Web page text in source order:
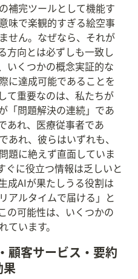
補完ツールとして機能す
味で楽観的すぎる絵空事
せん。なぜなら、それが
方向とは必ずしも一致し
いくつかの概念実証的な
に達成可能であることを
て重要なのは、私たちが
「問題解決の連続」であ
あれ、医療従事者であ
あれ、彼らはいずれも、
題に絶えず直面していま
ぐに役立つ情報は乏しいと
成AIが果たしうる役割は
アルタイムで届ける」と
の可能性は、いくつかの
います。
客サービス・要約
果